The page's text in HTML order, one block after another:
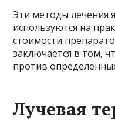
Эти методы лечения
используются на
стоимости
заключается в том,
против
Лучевая